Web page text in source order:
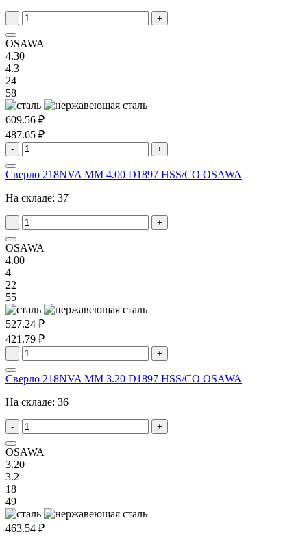
- +
OSAWA
4.30
4.3
24
58
609.56 ₽
487.65 ₽
- +
Сверло 218NVA MM 4.00 D1897 HSS/CO OSAWA
На складе: 37
- +
OSAWA
4.00
4
22
55
527.24 ₽
421.79 ₽
- +
Сверло 218NVA MM 3.20 D1897 HSS/CO OSAWA
На складе: 36
- +
OSAWA
3.20
3.2
18
49
463.54 ₽